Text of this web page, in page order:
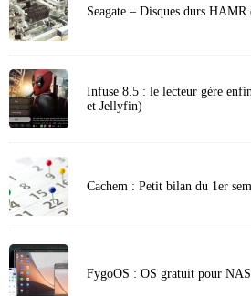
Seagate – Disques durs
Infuse 8.5 : le lecteur gère
et Jellyfin)
Cachem : Petit bilan du 1er
FygoOS : OS gratuit pour